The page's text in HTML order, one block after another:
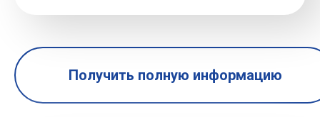
Получить полную информацию